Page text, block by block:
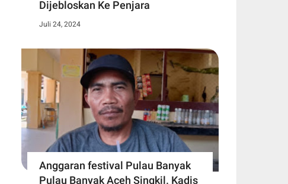
Dijebloskan Ke Penjara
Juli 24, 2024
Anggaran festival Pulau Banyak
Pulau Banyak Aceh Singkil. Kadis